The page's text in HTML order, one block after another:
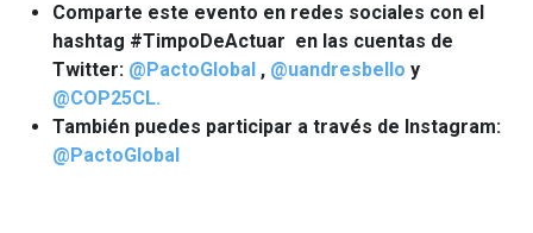
Comparte este evento en redes sociales con el
hashtag #TimpoDeActuar en las cuentas de
Twitter: @PactoGlobal , @uandresbello y
@COP25CL.
También puedes participar a través de Instagram:
@PactoGlobal